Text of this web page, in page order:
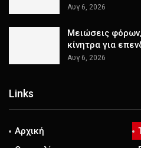
Αυγ 6, 2026
Μειώσεις
κίνητρα για
Αυγ 6, 2026
Links
Αρχική